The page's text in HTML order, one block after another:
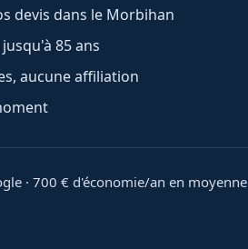
devis dans le Morbihan
85 ans
aucune affiliation
· 700 € d'économie/an en moyenne